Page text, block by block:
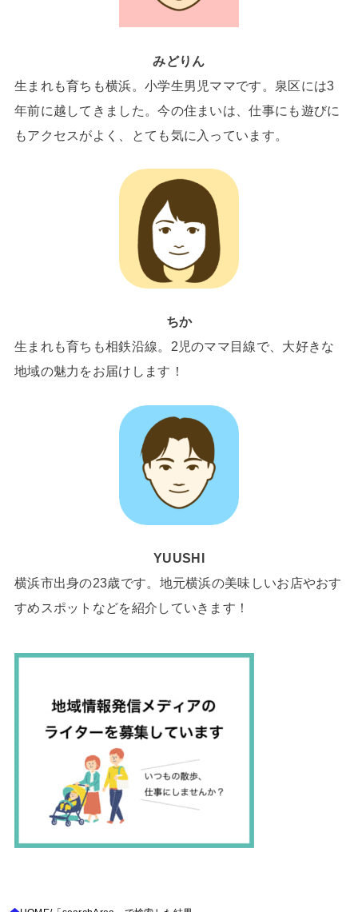
みどりん
生まれも育ちも横浜。小学生男児ママです。泉区には3
年前に越してきました。今の住まいは、仕事にも遊びに
もアクセスがよく、とても気に入っています。
ちか
生まれも育ちも相鉄沿線。2児のママ目線で、大好きな
地域の魅力をお届けします！
YUUSHI
横浜市出身の23歳です。地元横浜の美味しいお店やおす
すめスポットなどを紹介していきます！